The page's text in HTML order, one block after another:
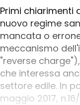
Primi chiarimenti
nuovo regime
mancata o
meccanismo
"reverse
che interessa
settore edile. In
maggio 2017,